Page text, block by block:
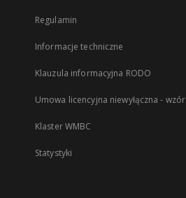
Regulamin
Informacje techniczne
Klauzula informacyjna RODO
Umowa licencyjna niewyłączna - wzór
Klaster WMBC
Statystyki